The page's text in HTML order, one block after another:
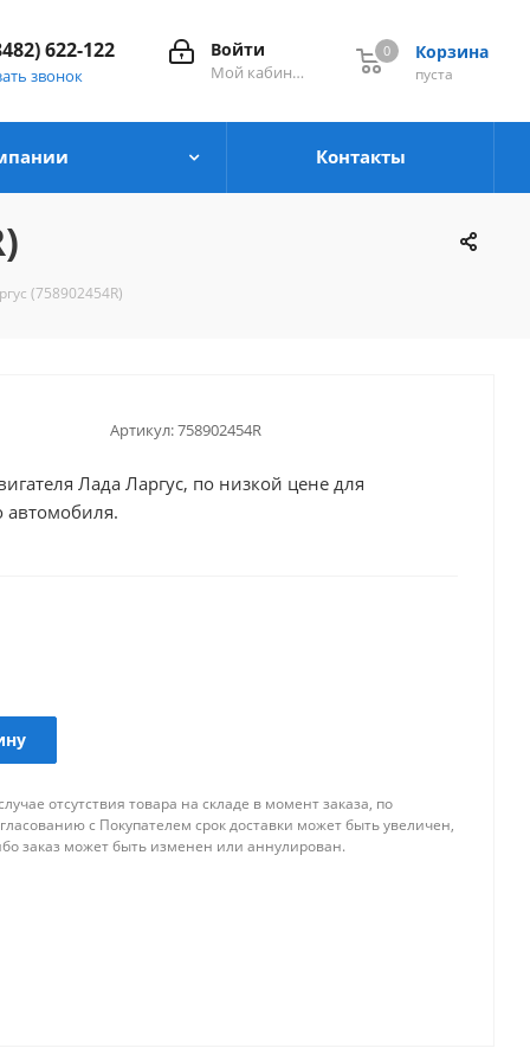
Корзина
0
пуста
0
Войти
Мой кабинет
622-122
звонок
Контакты
(758902454R)
Артикул:758902454R
Лада Ларгус, по низкой цене для
автомобиля.
отсутствия товара на складе в момент заказа, по
с Покупателем срок доставки может быть увеличен,
заказ может быть изменен или аннулирован.